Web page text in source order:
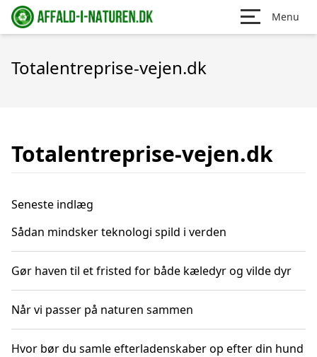
Menu
Totalentreprise-vejen.dk
Totalentreprise-vejen.dk
Seneste indlæg
Sådan mindsker teknologi spild i verden
Gør haven til et fristed for både kæledyr og vilde dyr
Når vi passer på naturen sammen
Hvor bør du samle efterladenskaber op efter din hund